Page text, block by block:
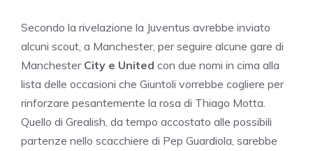
Secondo la rivelazione la Juventus avrebbe inviato
alcuni scout, a Manchester, per seguire alcune gare di
Manchester City e United con due nomi in cima alla
lista delle occasioni che Giuntoli vorrebbe cogliere per
rinforzare pesantemente la rosa di Thiago Motta.
Quello di Grealish, da tempo accostato alle possibili
partenze nello scacchiere di Pep Guardiola, sarebbe